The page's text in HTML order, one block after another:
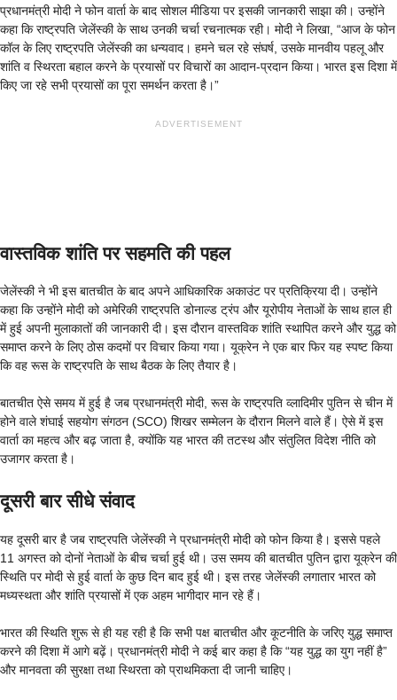
प्रधानमंत्री मोदी ने फोन वार्ता के बाद सोशल मीडिया पर इसकी जानकारी साझा की। उन्होंने
कहा कि राष्ट्रपति जेलेंस्की के साथ उनकी चर्चा रचनात्मक रही। मोदी ने लिखा, “आज के फोन
कॉल के लिए राष्ट्रपति जेलेंस्की का धन्यवाद। हमने चल रहे संघर्ष, उसके मानवीय पहलू और
शांति व स्थिरता बहाल करने के प्रयासों पर विचारों का आदान-प्रदान किया। भारत इस दिशा में
किए जा रहे सभी प्रयासों का पूरा समर्थन करता है।”
ADVERTISEMENT
वास्तविक शांति पर सहमति की पहल
जेलेंस्की ने भी इस बातचीत के बाद अपने आधिकारिक अकाउंट पर प्रतिक्रिया दी। उन्होंने
कहा कि उन्होंने मोदी को अमेरिकी राष्ट्रपति डोनाल्ड ट्रंप और यूरोपीय नेताओं के साथ हाल ही
में हुई अपनी मुलाकातों की जानकारी दी। इस दौरान वास्तविक शांति स्थापित करने और युद्ध को
समाप्त करने के लिए ठोस कदमों पर विचार किया गया। यूक्रेन ने एक बार फिर यह स्पष्ट किया
कि वह रूस के राष्ट्रपति के साथ बैठक के लिए तैयार है।
बातचीत ऐसे समय में हुई है जब प्रधानमंत्री मोदी, रूस के राष्ट्रपति व्लादिमीर पुतिन से चीन में
होने वाले शंघाई सहयोग संगठन (SCO) शिखर सम्मेलन के दौरान मिलने वाले हैं। ऐसे में इस
वार्ता का महत्व और बढ़ जाता है, क्योंकि यह भारत की तटस्थ और संतुलित विदेश नीति को
उजागर करता है।
दूसरी बार सीधे संवाद
यह दूसरी बार है जब राष्ट्रपति जेलेंस्की ने प्रधानमंत्री मोदी को फोन किया है। इससे पहले
11 अगस्त को दोनों नेताओं के बीच चर्चा हुई थी। उस समय की बातचीत पुतिन द्वारा यूक्रेन की
स्थिति पर मोदी से हुई वार्ता के कुछ दिन बाद हुई थी। इस तरह जेलेंस्की लगातार भारत को
मध्यस्थता और शांति प्रयासों में एक अहम भागीदार मान रहे हैं।
भारत की स्थिति शुरू से ही यह रही है कि सभी पक्ष बातचीत और कूटनीति के जरिए युद्ध समाप्त
करने की दिशा में आगे बढ़ें। प्रधानमंत्री मोदी ने कई बार कहा है कि “यह युद्ध का युग नहीं है”
और मानवता की सुरक्षा तथा स्थिरता को प्राथमिकता दी जानी चाहिए।